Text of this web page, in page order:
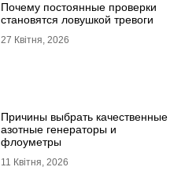
Почему постоянные проверки
становятся ловушкой тревоги
27 Квітня, 2026
Причины выбрать качественные
азотные генераторы и
флоуметры
11 Квітня, 2026